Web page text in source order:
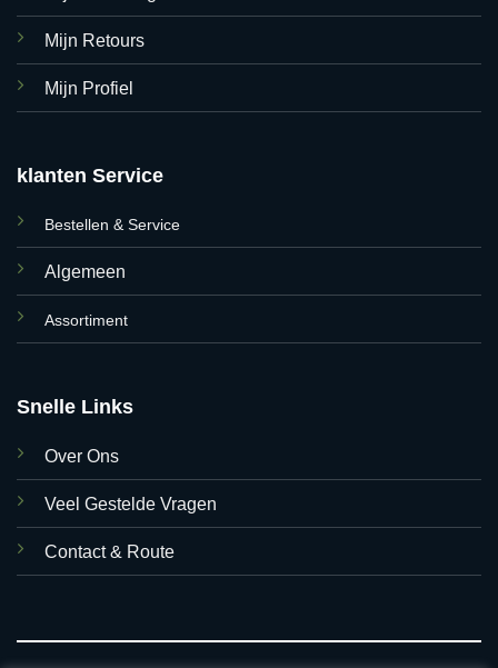
Mijn Retours
Mijn Profiel
klanten Service
Bestellen & Service
Algemeen
Assortiment
Snelle Links
Over Ons
Veel Gestelde Vragen
Contact & Route